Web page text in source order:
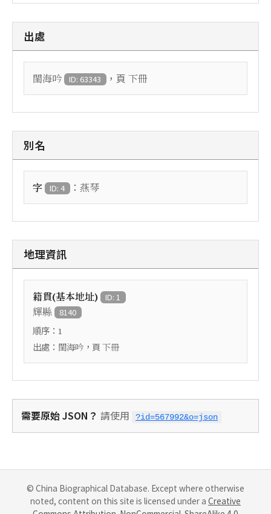
出處
閨海吟 ID: 63343 ，頁 下冊
別名
字 ID: 4 ： 燕琴
地理資訊
籍貫(基本地址) ID: 1
輝縣 8140
順序： 1
出處： 閨海吟 ，頁 下冊
需要原始 JSON？ 請使用 ?id=567992&o=json
© China Biographical Database. Except where otherwise
noted, content on this site is licensed under a Creative